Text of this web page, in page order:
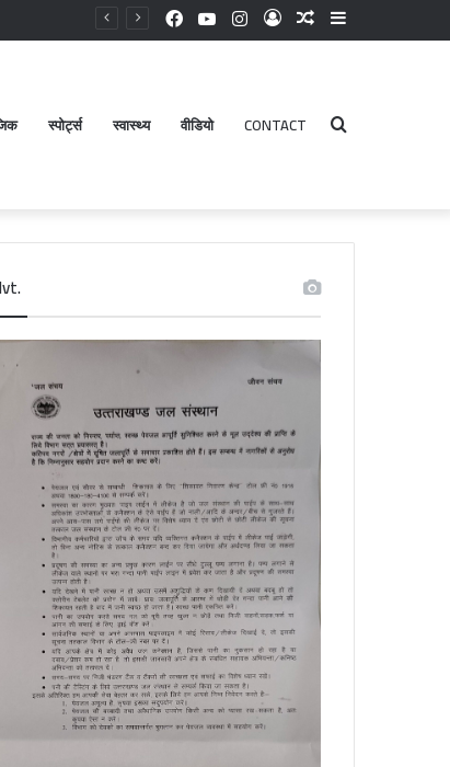
Sidebar
Random
Log
Instagram
YouTube
Facebook
स्पोर्ट्स स्वास्थ्य वीडियो CONTACT Search